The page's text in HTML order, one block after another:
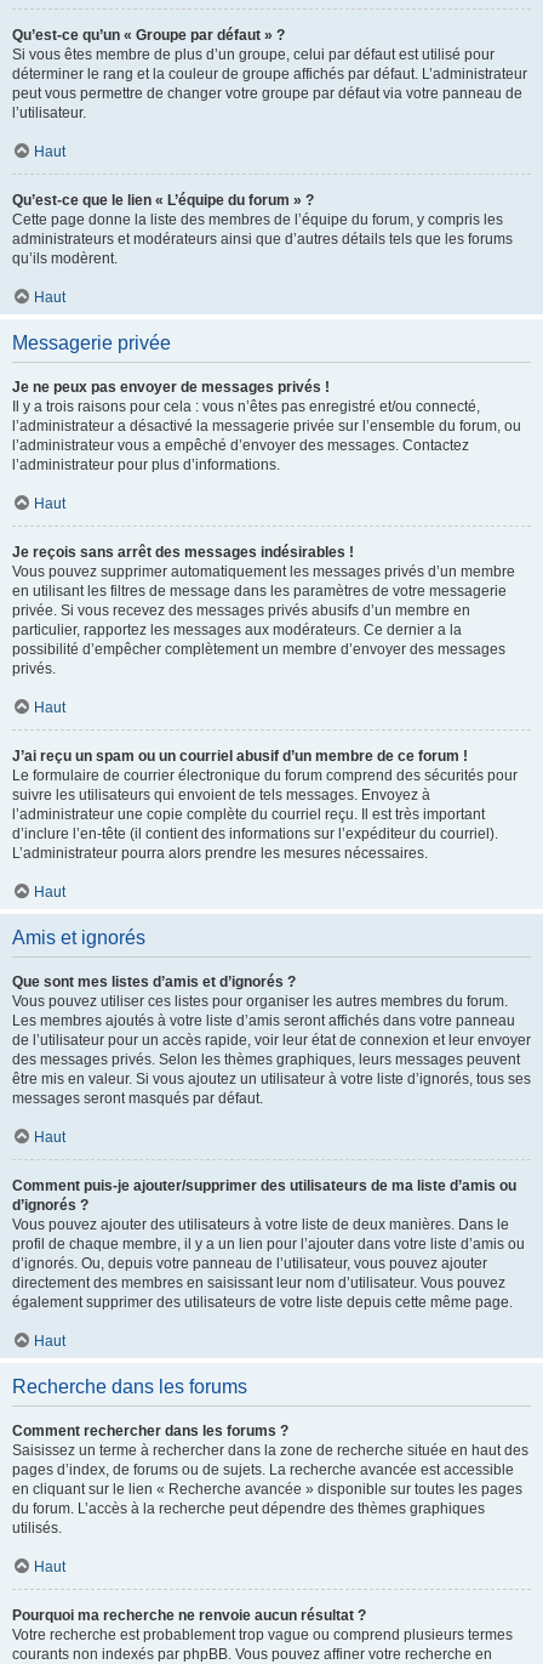
Qu’est-ce qu’un « Groupe par défaut » ?
Si vous êtes membre de plus d’un groupe, celui par défaut est utilisé pour
déterminer le rang et la couleur de groupe affichés par défaut. L’administrateur
peut vous permettre de changer votre groupe par défaut via votre panneau de
l’utilisateur.
Haut
Qu’est-ce que le lien « L’équipe du forum » ?
Cette page donne la liste des membres de l’équipe du forum, y compris les
administrateurs et modérateurs ainsi que d’autres détails tels que les forums
qu’ils modèrent.
Haut
Messagerie privée
Je ne peux pas envoyer de messages privés !
Il y a trois raisons pour cela : vous n’êtes pas enregistré et/ou connecté,
l’administrateur a désactivé la messagerie privée sur l’ensemble du forum, ou
l’administrateur vous a empêché d’envoyer des messages. Contactez
l’administrateur pour plus d’informations.
Haut
Je reçois sans arrêt des messages indésirables !
Vous pouvez supprimer automatiquement les messages privés d’un membre
en utilisant les filtres de message dans les paramètres de votre messagerie
privée. Si vous recevez des messages privés abusifs d’un membre en
particulier, rapportez les messages aux modérateurs. Ce dernier a la
possibilité d’empêcher complètement un membre d’envoyer des messages
privés.
Haut
J’ai reçu un spam ou un courriel abusif d’un membre de ce forum !
Le formulaire de courrier électronique du forum comprend des sécurités pour
suivre les utilisateurs qui envoient de tels messages. Envoyez à
l’administrateur une copie complète du courriel reçu. Il est très important
d’inclure l’en-tête (il contient des informations sur l’expéditeur du courriel).
L’administrateur pourra alors prendre les mesures nécessaires.
Haut
Amis et ignorés
Que sont mes listes d’amis et d’ignorés ?
Vous pouvez utiliser ces listes pour organiser les autres membres du forum.
Les membres ajoutés à votre liste d’amis seront affichés dans votre panneau
de l’utilisateur pour un accès rapide, voir leur état de connexion et leur envoyer
des messages privés. Selon les thèmes graphiques, leurs messages peuvent
être mis en valeur. Si vous ajoutez un utilisateur à votre liste d’ignorés, tous ses
messages seront masqués par défaut.
Haut
Comment puis-je ajouter/supprimer des utilisateurs de ma liste d’amis ou
d’ignorés ?
Vous pouvez ajouter des utilisateurs à votre liste de deux manières. Dans le
profil de chaque membre, il y a un lien pour l’ajouter dans votre liste d’amis ou
d’ignorés. Ou, depuis votre panneau de l’utilisateur, vous pouvez ajouter
directement des membres en saisissant leur nom d’utilisateur. Vous pouvez
également supprimer des utilisateurs de votre liste depuis cette même page.
Haut
Recherche dans les forums
Comment rechercher dans les forums ?
Saisissez un terme à rechercher dans la zone de recherche située en haut des
pages d’index, de forums ou de sujets. La recherche avancée est accessible
en cliquant sur le lien « Recherche avancée » disponible sur toutes les pages
du forum. L’accès à la recherche peut dépendre des thèmes graphiques
utilisés.
Haut
Pourquoi ma recherche ne renvoie aucun résultat ?
Votre recherche est probablement trop vague ou comprend plusieurs termes
courants non indexés par phpBB. Vous pouvez affiner votre recherche en